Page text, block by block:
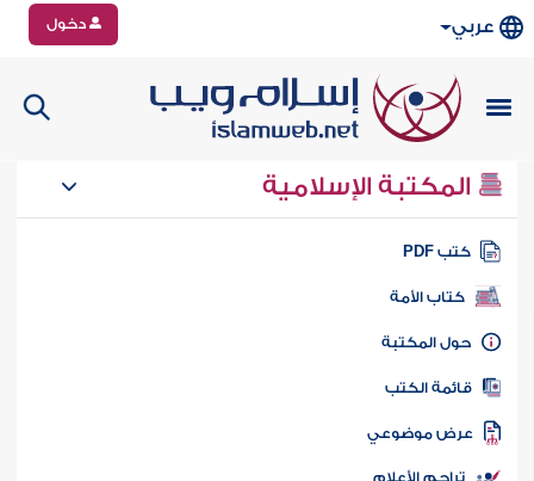
عربي دخول
المكتبة الإسلامية
كتب PDF
كتاب الأمة
المكتبة
الكتب